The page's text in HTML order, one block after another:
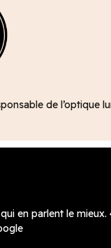
de l’optique
en parlent le